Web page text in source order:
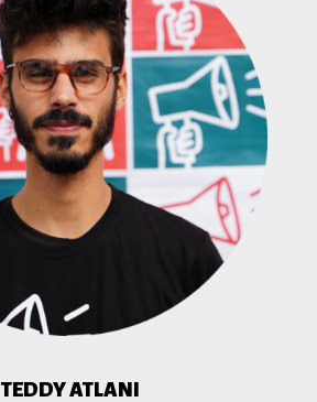
TEDDY ATLANI